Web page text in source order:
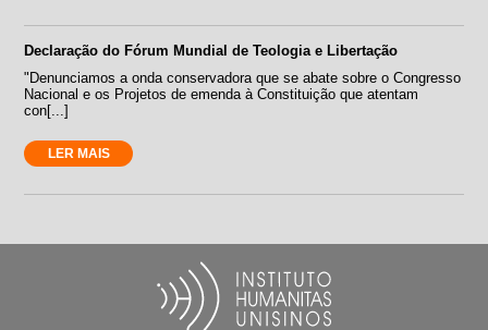
Declaração do Fórum Mundial de Teologia e Libertação
"Denunciamos a onda conservadora que se abate sobre o Congresso
Nacional e os Projetos de emenda à Constituição que atentam
con[...]
LER MAIS